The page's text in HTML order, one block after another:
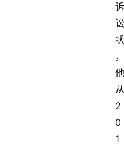
诉
讼
状
，
他
从
2
0
1